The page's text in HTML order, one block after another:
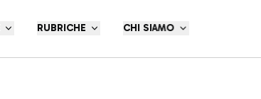
RUBRICHE CHI SIAMO